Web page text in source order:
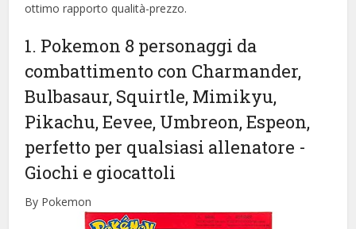
ottimo rapporto qualità-prezzo.
1. Pokemon 8 personaggi da
combattimento con Charmander,
Bulbasaur, Squirtle, Mimikyu,
Pikachu, Eevee, Umbreon, Espeon,
perfetto per qualsiasi allenatore -
Giochi e giocattoli
By Pokemon